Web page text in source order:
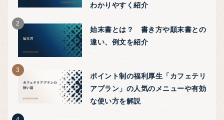
わかりやすく紹介
始末書とは？ 書き方や顛末書との
違い、例文を紹介
ポイント制の福利厚生「カフェテリ
アプラン」の人気のメニューや有効
な使い方を解説